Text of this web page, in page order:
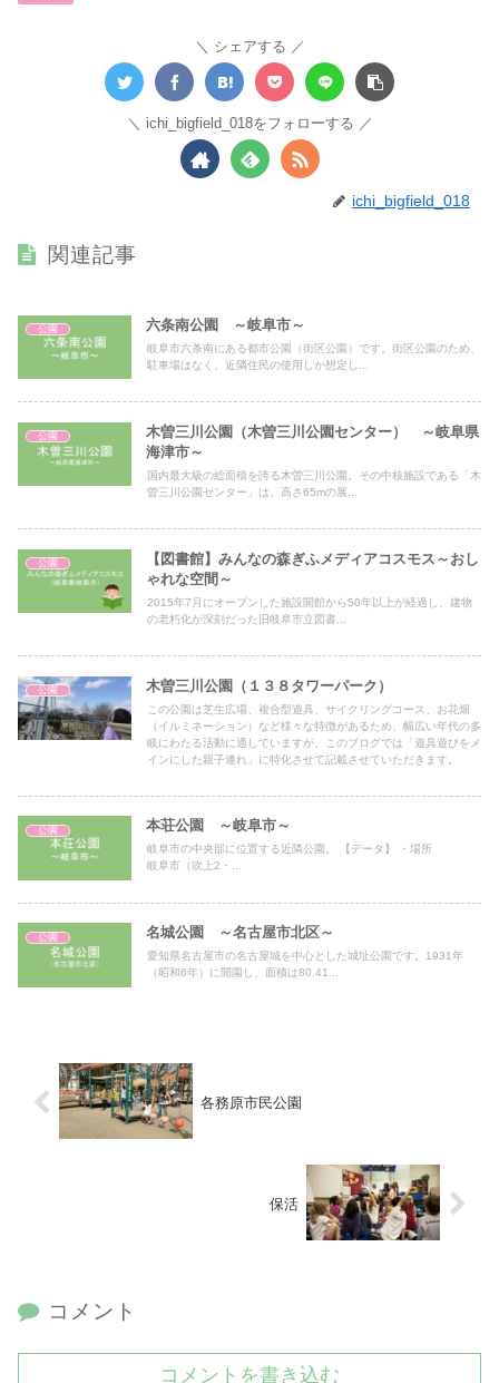
シェアする
ichi_bigfield_018をフォローする
ichi_bigfield_018
関連記事
公園 六条南公園 ～岐阜市～
岐阜市六条南にある都市公園（街区公園）です。街区公園のため、
駐車場はなく、近隣住民の使用しか想定し...
公園
木曽三川公園（木曽三川公園センター） ～岐阜県
海津市～
国内最大級の総面積を誇る木曽三川公園。その中核施設である「木
曽三川公園センター」は、高さ65mの展...
公園
【図書館】みんなの森ぎふメディアコスモス～おし
ゃれな空間～
2015年7月にオープンした施設開館から50年以上が経過し、建物
の老朽化が深刻だった旧岐阜市立図書...
公園 木曽三川公園（１３８タワーパーク）
この公園は芝生広場、複合型遊具、サイクリングコース、お花畑
（イルミネーション）など様々な特徴があるため、幅広い年代の多
岐にわたる活動に適していますが、このブログでは「遊具遊びをメ
インにした親子連れ」に特化させて記載させていただきます。
公園 本荘公園 ～岐阜市～
岐阜市の中央部に位置する近隣公園。 【データ】 ・場所
岐阜市（吹上2・...
公園 名城公園 ～名古屋市北区～
愛知県名古屋市の名古屋城を中心とした城址公園です。1931年
（昭和6年）に開園し、面積は80.41...
各務原市民公園
保活
コメント
コメントを書き込む